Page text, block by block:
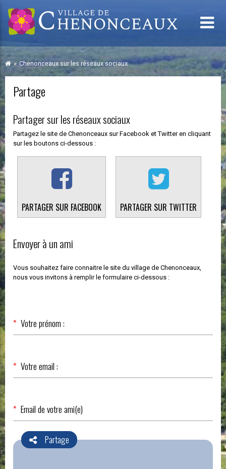
Chenonceaux sur les réseaux sociaux
Partage
Partager sur les réseaux sociaux
Partagez le site de Chenonceaux sur Facebook et Twitter en cliquant
sur les boutons ci-dessous :
PARTAGER SUR FACEBOOK PARTAGER SUR TWITTER
Envoyer à un ami
Vous souhaitez faire connaitre le site du village de Chenonceaux,
nous vous invitons à remplir le formulaire ci-dessous :
Champ
obligatoire
Votre prénom :
*
Champ
obligatoire
Votre email :
*
Champ
obligatoire
Email de votre ami(e)
*
Partage